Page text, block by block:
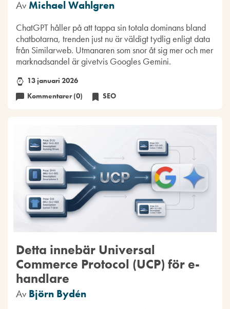
Av Michael Wahlgren
ChatGPT håller på att tappa sin totala dominans bland
chatbotarna, trenden just nu är väldigt tydlig enligt data
från Similarweb. Utmanaren som snor åt sig mer och mer
marknadsandel är givetvis Googles Gemini.
13 januari 2026
Kommentarer (0)
SEO
Detta innebär Universal
Commerce Protocol (UCP) för e-
handlare
Av Björn Bydén